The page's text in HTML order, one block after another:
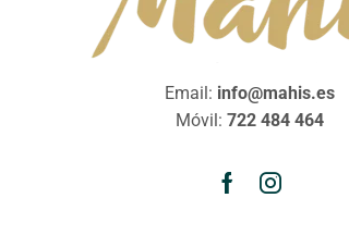
Email: info@mahis.es
Móvil: 722 484 464